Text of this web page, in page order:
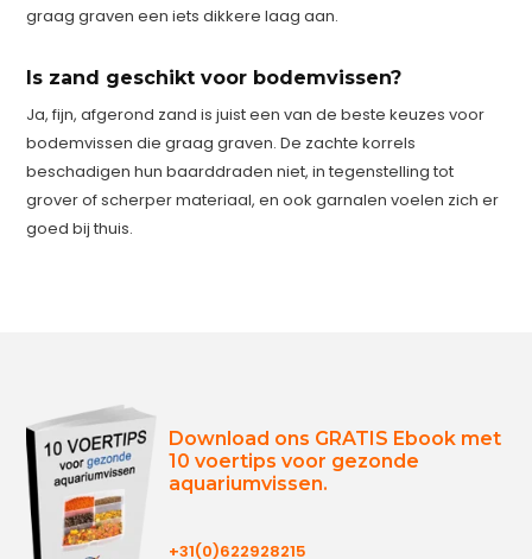
graag graven een iets dikkere laag aan.
Is zand geschikt voor bodemvissen?
Ja, fijn, afgerond zand is juist een van de beste keuzes voor
bodemvissen die graag graven. De zachte korrels
beschadigen hun baarddraden niet, in tegenstelling tot
grover of scherper materiaal, en ook garnalen voelen zich er
goed bij thuis.
Download ons GRATIS Ebook met
10 voertips voor gezonde
aquariumvissen.
+31(0)622928215